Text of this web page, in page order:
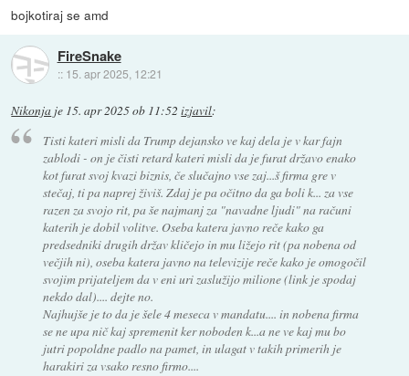
bojkotiraj se amd
FireSnake
:: 15. apr 2025, 12:21
Nikonja je 15. apr 2025 ob 11:52 izjavil:
Tisti kateri misli da Trump dejansko ve kaj dela je v kar fajn
zablodi - on je čisti retard kateri misli da je furat državo enako
kot furat svoj kvazi biznis, če slučajno vse zaj...š firma gre v
stečaj, ti pa naprej živiš. Zdaj je pa očitno da ga boli k... za vse
razen za svojo rit, pa še najmanj za "navadne ljudi" na računi
katerih je dobil volitve. Oseba katera javno reče kako ga
predsedniki drugih držav kličejo in mu ližejo rit (pa nobena od
večjih ni), oseba katera javno na televizije reče kako je omogočil
svojim prijateljem da v eni uri zaslužijo milione (link je spodaj
nekdo dal).... dejte no.
Najhujše je to da je šele 4 meseca v mandatu.... in nobena firma
se ne upa nič kaj spremenit ker noboden k...a ne ve kaj mu bo
jutri popoldne padlo na pamet, in ulagat v takih primerih je
harakiri za vsako resno firmo....